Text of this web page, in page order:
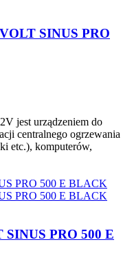
SINUS PRO
jest urządzeniem do
centralnego ogrzewania
etc.), komputerów,
PRO 500 E